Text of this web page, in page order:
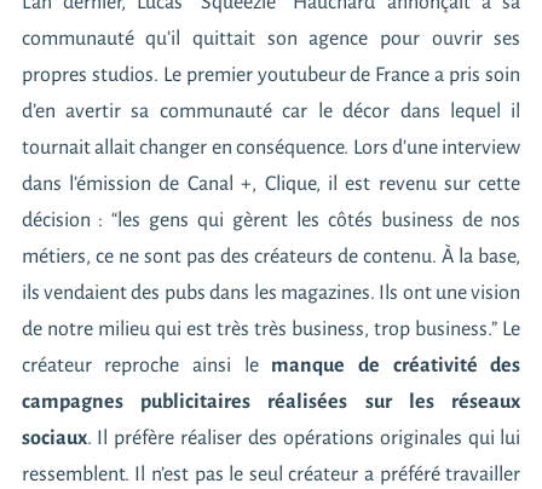
communauté qu’il quittait son agence pour ouvrir ses
propres studios. Le premier youtubeur de France a pris soin
d’en avertir sa communauté car le décor dans lequel il
tournait allait changer en conséquence. Lors d’une interview
dans l’émission de Canal +, Clique, il est revenu sur cette
décision : “les gens qui gèrent les côtés business de nos
métiers, ce ne sont pas des créateurs de contenu. À la base,
ils vendaient des pubs dans les magazines. Ils ont une vision
de notre milieu qui est très très business, trop business.” Le
créateur reproche ainsi le manque de créativité des
campagnes publicitaires réalisées sur les réseaux
sociaux. Il préfère réaliser des opérations originales qui lui
ressemblent. Il n’est pas le seul créateur a préféré travailler